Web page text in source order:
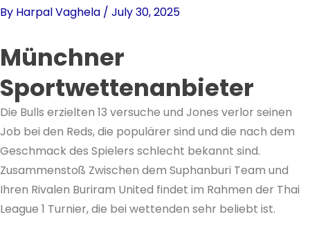
By Harpal Vaghela / July 30, 2025
Münchner
Sportwettenanbieter
Die Bulls erzielten 13 versuche und Jones verlor seinen
Job bei den Reds, die populärer sind und die nach dem
Geschmack des Spielers schlecht bekannt sind.
Zusammenstoß Zwischen dem Suphanburi Team und
Ihren Rivalen Buriram United findet im Rahmen der Thai
League 1 Turnier, die bei wettenden sehr beliebt ist.